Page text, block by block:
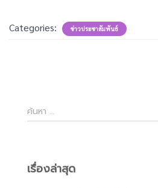
Categories: ข่าวประชาสัมพันธ์
ค้
น
สำ
ค้นหา …
เรื่องล่าสุด